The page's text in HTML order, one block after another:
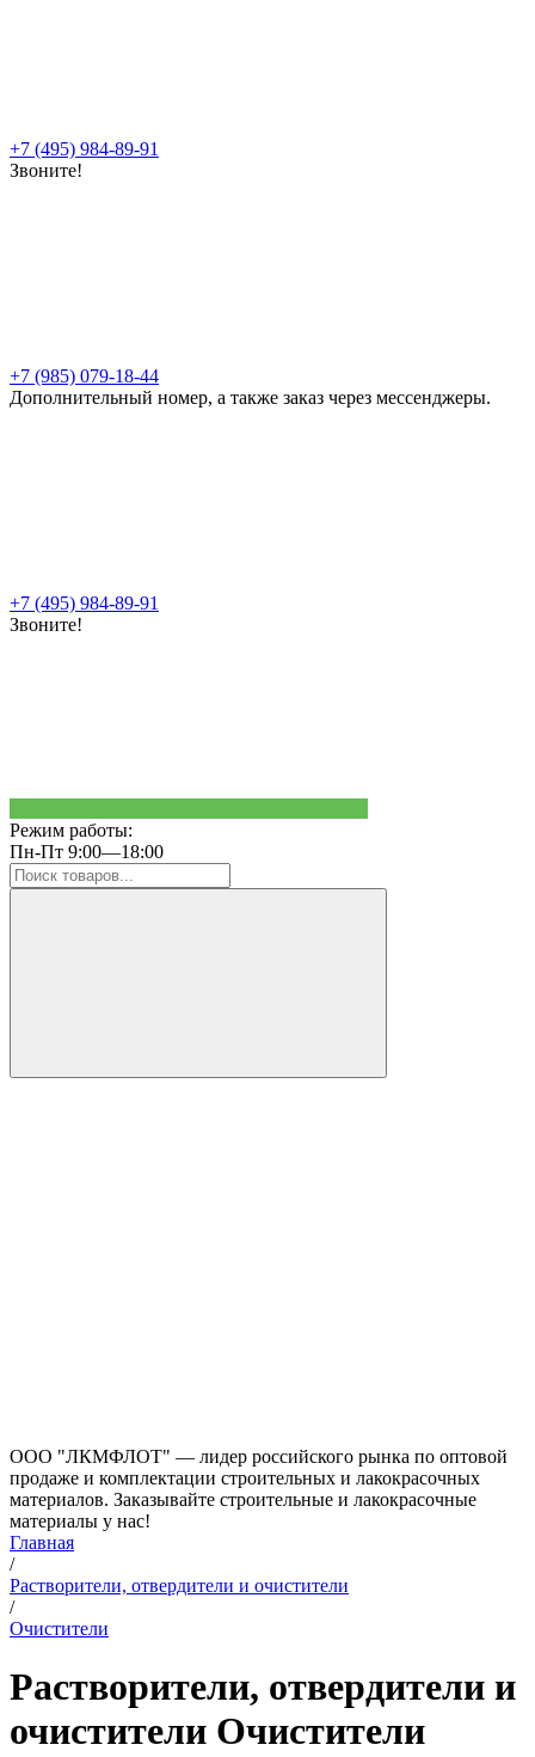
+7 (495) 984-89-91
Звоните!
+7 (985) 079-18-44
Дополнительный номер, а также заказ через мессенджеры.
+7 (495) 984-89-91
Звоните!
Режим работы:
Пн-Пт 9:00—18:00
ООО "ЛКМФЛОТ" — лидер российского рынка по оптовой
продаже и комплектации строительных и лакокрасочных
материалов. Заказывайте строительные и лакокрасочные
материалы у нас!
Главная
/
Растворители, отвердители и очистители
/
Очистители
Растворители, отвердители и
очистители Очистители